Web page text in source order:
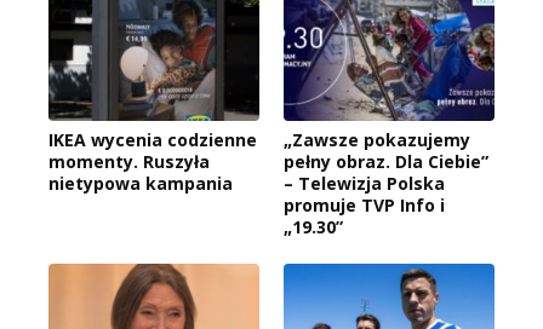
IKEA wycenia codzienne
momenty. Ruszyła
nietypowa kampania
„Zawsze pokazujemy
pełny obraz. Dla Ciebie”
– Telewizja Polska
promuje TVP Info i
„19.30”